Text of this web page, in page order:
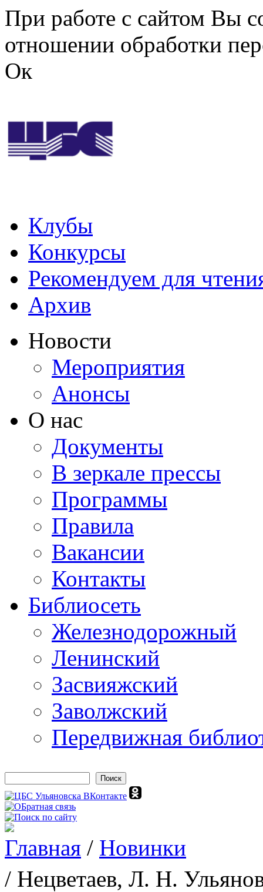
Перейти к основному содержанию
При работе с сайтом Вы
отношении обработки
Ок
Клубы
Конкурсы
Рекомендуем для
Архив
Новости
Мероприятия
Анонсы
О нас
Документы
В зеркале прессы
Программы
Правила
Вакансии
Контакты
Библиосеть
Железнодорожный
Ленинский
Засвияжский
Заволжский
Передвижная
Форма поиска
Вы здесь
Главная / Новинки
/ Нецветаев, Л. Н.